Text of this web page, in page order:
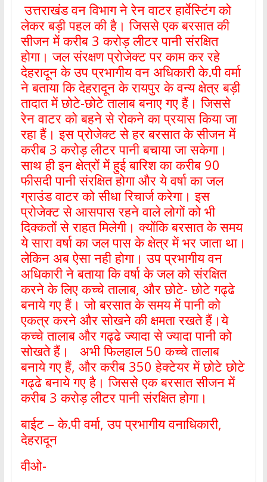
उत्तराखंड वन विभाग ने रेन वाटर हार्वेस्टिंग को
लेकर बड़ी पहल की है। जिससे एक बरसात की
सीजन में करीब 3 करोड़ लीटर पानी संरक्षित
होगा। जल संरक्षण प्रोजेक्ट पर काम कर रहे
देहरादून के उप प्रभागीय वन अधिकारी के.पी वर्मा
ने बताया कि देहरादून के रायपुर के वन्य क्षेत्र बड़ी
तादात में छोटे-छोटे तालाब बनाए गए हैं। जिससे
रेन वाटर को बहने से रोकने का प्रयास किया जा
रहा हैं। इस प्रोजेक्ट से हर बरसात के सीजन में
करीब 3 करोड़ लीटर पानी बचाया जा सकेगा।
साथ ही इन क्षेत्रों में हुई बारिश का करीब 90
फीसदी पानी संरक्षित होगा और ये वर्षा का जल
ग्राउंड वाटर को सीधा रिचार्ज करेगा। इस
प्रोजेक्ट से आसपास रहने वाले लोगों को भी
दिक्कतों से राहत मिलेगी। क्योंकि बरसात के समय
ये सारा वर्षा का जल पास के क्षेत्र में भर जाता था।
लेकिन अब ऐसा नही होगा। उप प्रभागीय वन
अधिकारी ने बताया कि वर्षा के जल को संरक्षित
करने के लिए कच्चे तालाब, और छोटे- छोटे गढ्ढे
बनाये गए हैं। जो बरसात के समय में पानी को
एकत्र करने और सोखने की क्षमता रखते हैं।ये
कच्चे तालाब और गढ्ढे ज्यादा से ज्यादा पानी को
सोखते हैं। अभी फिलहाल 50 कच्चे तालाब
बनाये गए हैं, और करीब 350 हेक्टेयर में छोटे छोटे
गढ्ढे बनाये गए है। जिससे एक बरसात सीजन में
करीब 3 करोड़ लीटर पानी संरक्षित होगा।
बाईट – के.पी वर्मा, उप प्रभागीय वनाधिकारी,
देहरादून
वीओ-